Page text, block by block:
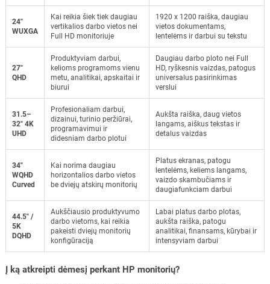
24"
WUXGA
Kai reikia šiek tiek daugiau
vertikalios darbo vietos nei
Full HD monitoriuje
1920 x 1200 raiška, daugiau
vietos dokumentams,
lentelėms ir darbui su tekstu
27"
QHD
Produktyviam darbui,
kelioms programoms vienu
metu, analitikai, apskaitai ir
biurui
Daugiau darbo ploto nei Full
HD, ryškesnis vaizdas, patogus
universalus pasirinkimas
verslui
31.5–
32" 4K
UHD
Profesionaliam darbui,
dizainui, turinio peržiūrai,
programavimui ir
didesniam darbo plotui
Aukšta raiška, daug vietos
langams, aiškus tekstas ir
detalus vaizdas
34"
WQHD
Curved
Kai norima daugiau
horizontalios darbo vietos
be dviejų atskirų monitorių
Platus ekranas, patogu
lentelėms, keliems langams,
vaizdo skambučiams ir
daugiafunkciam darbui
44.5" /
5K
DQHD
Aukščiausio produktyvumo
darbo vietoms, kai reikia
pakeisti dviejų monitorių
konfigūraciją
Labai platus darbo plotas,
aukšta raiška, patogu
analitikai, finansams, kūrybai ir
intensyviam darbui
Į ką atkreipti dėmesį perkant HP monitorių?